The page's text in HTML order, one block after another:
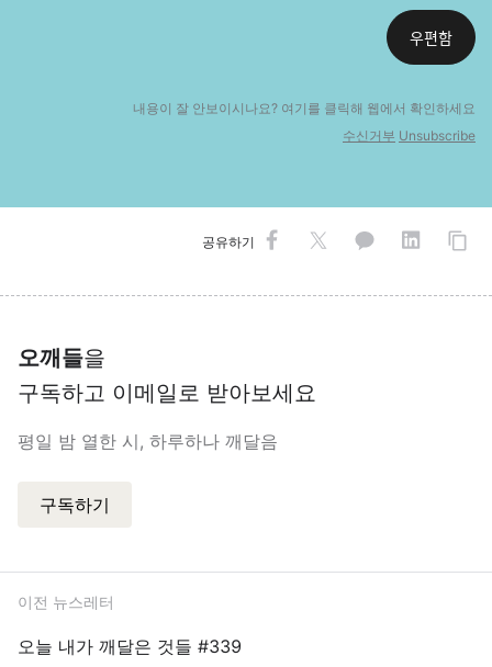
우편함
내용이 잘 안보이시나요? 여기를 클릭해 웹에 서 확인하세요
수신거부 Unsubscribe
공유하기
오깨들을
구독하고 이메일로 받아보세요
평일 밤 열한 시, 하루하나 깨달음
구독하기
이전 뉴스레터
오늘 내가 깨달은 것들 #339